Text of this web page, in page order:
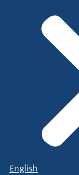
English